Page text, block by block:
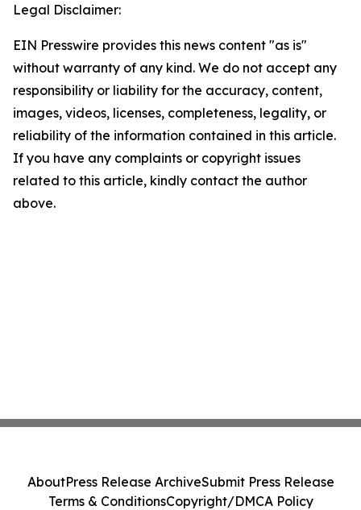
Legal Disclaimer:
EIN Presswire provides this news content "as is"
without warranty of any kind. We do not accept any
responsibility or liability for the accuracy, content,
images, videos, licenses, completeness, legality, or
reliability of the information contained in this article.
If you have any complaints or copyright issues
related to this article, kindly contact the author
above.
AboutPress Release ArchiveSubmit Press Release
Terms & ConditionsCopyright/DMCA Policy